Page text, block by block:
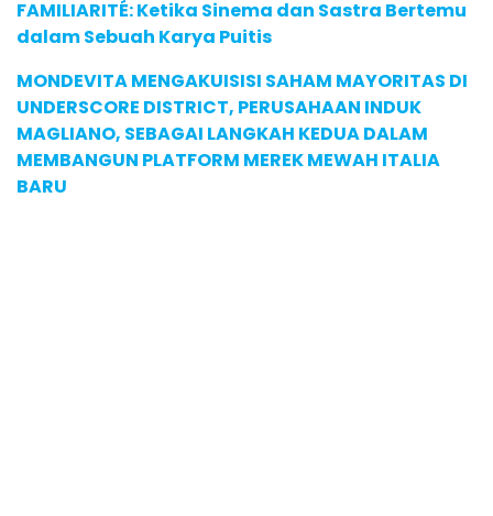
FAMILIARITÉ: Ketika Sinema dan Sastra Bertemu
dalam Sebuah Karya Puitis
MONDEVITA MENGAKUISISI SAHAM MAYORITAS DI
UNDERSCORE DISTRICT, PERUSAHAAN INDUK
MAGLIANO, SEBAGAI LANGKAH KEDUA DALAM
MEMBANGUN PLATFORM MEREK MEWAH ITALIA
BARU